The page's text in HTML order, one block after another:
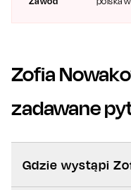
Zofia
zadawane
Gdzie wystąpi